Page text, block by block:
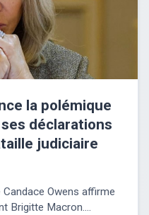
la polémique
déclarations
judiciaire
Owens affirme
Brigitte Macron....